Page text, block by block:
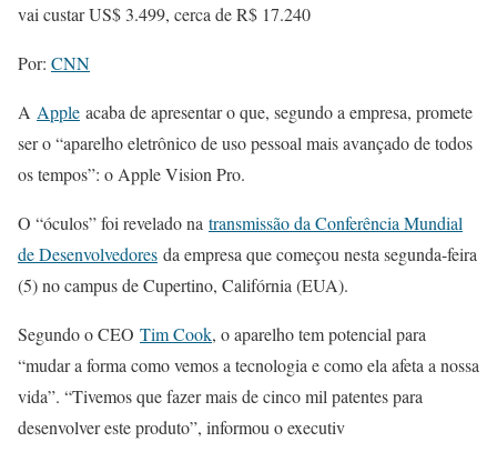
vai custar US$ 3.499, cerca de R$ 17.240
Por: CNN
A Apple acaba de apresentar o que, segundo a empresa, promete
ser o “aparelho eletrônico de uso pessoal mais avançado de todos
os tempos”: o Apple Vision Pro.
O “óculos” foi revelado na transmissão da Conferência Mundial
de Desenvolvedores da empresa que começou nesta segunda-feira
(5) no campus de Cupertino, Califórnia (EUA).
Segundo o CEO Tim Cook, o aparelho tem potencial para
“mudar a forma como vemos a tecnologia e como ela afeta a nossa
vida”. “Tivemos que fazer mais de cinco mil patentes para
desenvolver este produto”, informou o executiv